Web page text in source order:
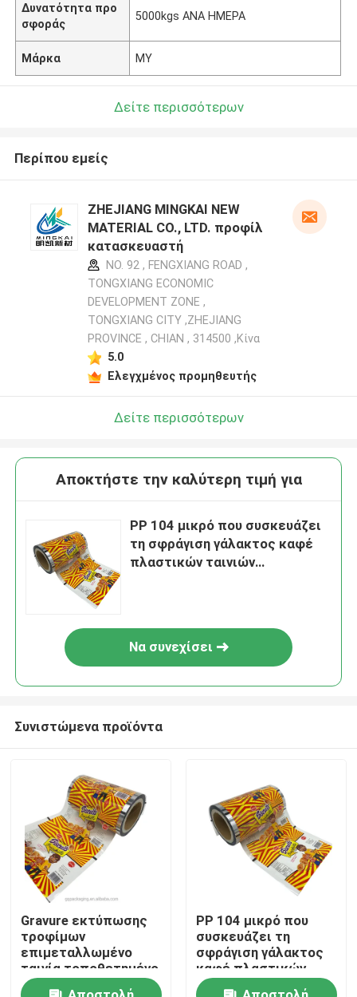
Αρχική Σελίδα
Προϊόντα
Σχετικά με εμάς
Δυνατότητα προ
σφοράς
5000kgs ΑΝΑ ΗΜΕΡΑ
Μάρκα MY
Δείτε περισσότερων
Περίπου εμείς
ZHEJIANG MINGKAI NEW
MATERIAL CO., LTD. προφίλ
κατασκευαστή
NO. 92 , FENGXIANG ROAD ,
TONGXIANG ECONOMIC
DEVELOPMENT ZONE ,
TONGXIANG CITY ,ZHEJIANG
PROVINCE , CHIAN , 314500 ,Κίνα
5.0
Ελεγχμένος προμηθευτής
Δείτε περισσότερων
Αποκτήστε την καλύτερη τιμή για
PP 104 μικρό που συσκευάζει
τη σφράγιση γάλακτος καφέ
πλαστικών ταινιών
Να συνεχίσει
Συνιστώμενα προϊόντα
Gravure εκτύπωσης
τροφίμων
επιμεταλλωμένο
ταινία τοποθετημένο
σε στρώματα φύλλο
PP 104 μικρό που
συσκευάζει τη
σφράγιση γάλακτος
καφέ πλαστικών
ταινιών